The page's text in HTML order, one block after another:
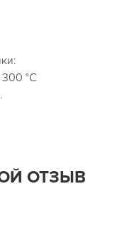
°C
ОТЗЫВ